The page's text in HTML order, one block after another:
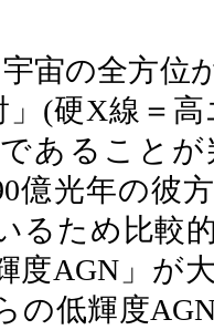
宙の全方位
」(硬X線＝
あること
億光年の彼
るため比較
度AGN」が
の低輝度